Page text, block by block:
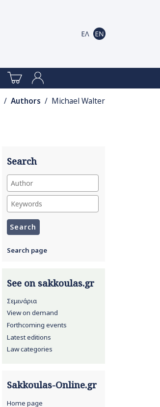
/ Authors / Michael Walter
Search
Search page
See on sakkoulas.gr
Σεμινάρια
View on demand
Forthcoming events
Latest editions
Law categories
Sakkoulas-Online.gr
Home page